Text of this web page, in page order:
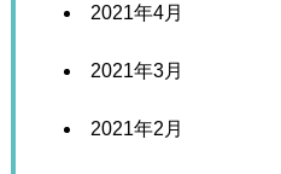
2021年4月
2021年3月
2021年2月